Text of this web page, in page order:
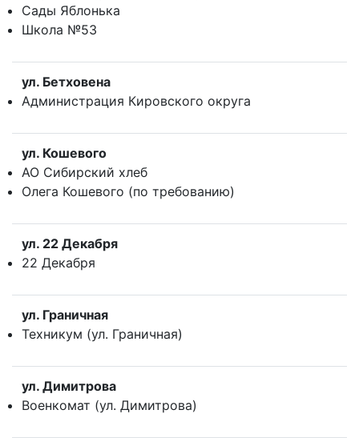
Сады Яблонька
Школа №53
ул. Бетховена
Администрация Кировского округа
ул. Кошевого
АО Сибирский хлеб
Олега Кошевого (по требованию)
ул. 22 Декабря
22 Декабря
ул. Граничная
Техникум (ул. Граничная)
ул. Димитрова
Военкомат (ул. Димитрова)